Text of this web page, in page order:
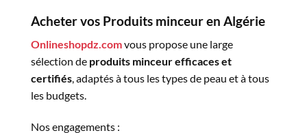
Acheter vos Produits minceur en Algérie
Onlineshopdz.comvous propose une large
sélection de produits minceur efficaces et
certifiés, adaptés à tous les types de peau et à tous
les budgets.
Nos engagements :